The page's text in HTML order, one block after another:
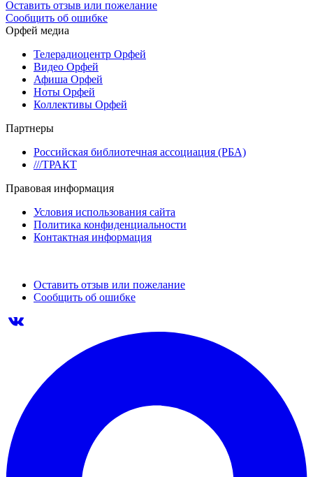
Оставить отзыв или пожелание
Сообщить об ошибке
Орфей медиа
Телерадиоцентр Орфей
Видео Орфей
Афиша Орфей
Ноты Орфей
Коллективы Орфей
Партнеры
Российская библиотечная ассоциация (РБА)
///ТРАКТ
Правовая информация
Условия использования сайта
Политика конфиденциальности
Контактная информация
Оставить отзыв или пожелание
Сообщить об ошибке